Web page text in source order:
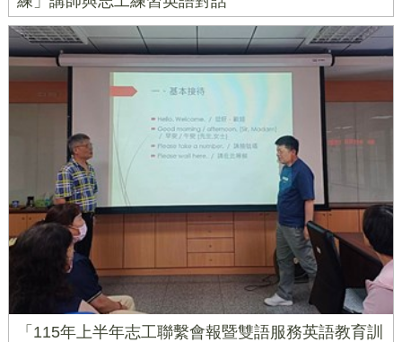
「115年上半年志工聯繫會報暨雙語服務英語教育訓